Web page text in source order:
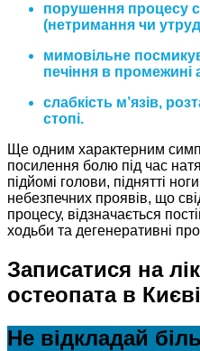
порушення процесу
(нетримання чи
мимовільне
печіння в промежині
слабкість м’язів,
стопі.
Ще одним характерним
посилення болю під час
підйомі голови, піднятті
небезпечних проявів, що
процесу, відзначається
ходьби та дегенеративні
Записатися на
остеопата в Києві
Не відкладай